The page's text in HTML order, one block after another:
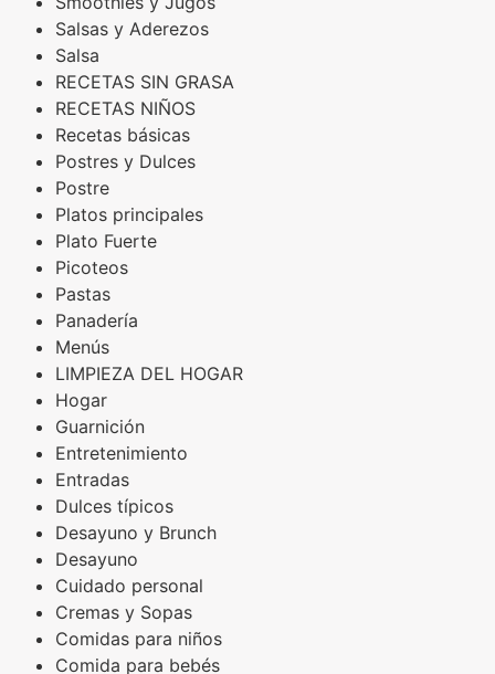
Salsas y Aderezos
Salsa
RECETAS SIN GRASA
RECETAS NIÑOS
Recetas básicas
Postres y Dulces
Postre
Platos principales
Plato Fuerte
Picoteos
Pastas
Panadería
Menús
LIMPIEZA DEL HOGAR
Hogar
Guarnición
Entretenimiento
Entradas
Dulces típicos
Desayuno y Brunch
Desayuno
Cuidado personal
Cremas y Sopas
Comidas para niños
Comida para bebés